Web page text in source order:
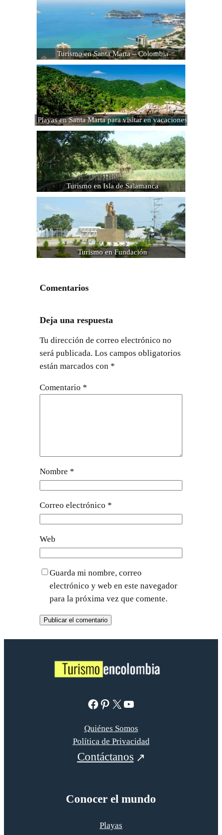
Turismo en Santa Marta – Colombia
Playas en Santa Marta para visitar en vacaciones
Turismo en Isla de Salamanca
Turismo en Fundación
Comentarios
Deja una respuesta
Tu dirección de correo electrónico no
será publicada. Los campos obligatorios
están marcados con *
Comentario *
Nombre *
Correo electrónico *
Web
Guarda mi nombre, correo
electrónico y web en este navegador
para la próxima vez que comente.
Facebook Pinterest X YouTube
Quiénes Somos
Política de Privacidad
Contáctanos
Conocer el mundo
Playas